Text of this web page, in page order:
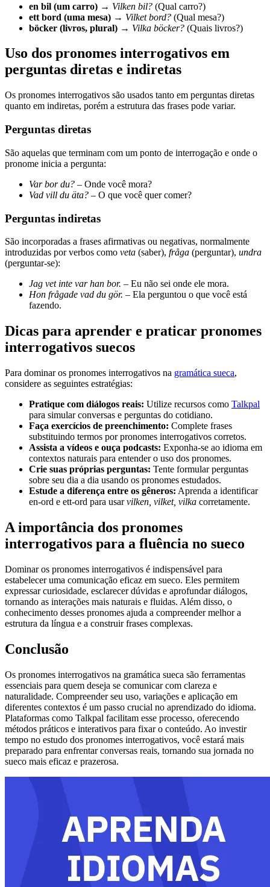
en bil (um carro) → Vilken bil? (Qual carro?)
ett bord (uma mesa) → Vilket bord? (Qual mesa?)
böcker (livros, plural) → Vilka böcker? (Quais livros?)
Uso dos pronomes interrogativos em
perguntas diretas e indiretas
Os pronomes interrogativos são usados tanto em perguntas diretas
quanto em indiretas, porém a estrutura das frases pode variar.
Perguntas diretas
São aquelas que terminam com um ponto de interrogação e onde o
pronome inicia a pergunta:
Var bor du? – Onde você mora?
Vad vill du äta? – O que você quer comer?
Perguntas indiretas
São incorporadas a frases afirmativas ou negativas, normalmente
introduzidas por verbos como veta (saber), fråga (perguntar), undra
(perguntar-se):
Jag vet inte var han bor. – Eu não sei onde ele mora.
Hon frågade vad du gör. – Ela perguntou o que você está
fazendo.
Dicas para aprender e praticar pronomes
interrogativos suecos
Para dominar os pronomes interrogativos na gramática sueca,
considere as seguintes estratégias:
Pratique com diálogos reais: Utilize recursos como Talkpal
para simular conversas e perguntas do cotidiano.
Faça exercícios de preenchimento: Complete frases
substituindo termos por pronomes interrogativos corretos.
Assista a vídeos e ouça podcasts: Exponha-se ao idioma em
contextos naturais para entender o uso dos pronomes.
Crie suas próprias perguntas: Tente formular perguntas
sobre seu dia a dia usando os pronomes estudados.
Estude a diferença entre os gêneros: Aprenda a identificar
en-ord e ett-ord para usarvilken, vilket, vilka corretamente.
A importância dos pronomes
interrogativos para a fluência no sueco
Dominar os pronomes interrogativos é indispensável para
estabelecer uma comunicação eficaz em sueco. Eles permitem
expressar curiosidade, esclarecer dúvidas e aprofundar diálogos,
tornando as interações mais naturais e fluidas. Além disso, o
conhecimento desses pronomes ajuda a compreender melhor a
estrutura da língua e a construir frases complexas.
Conclusão
Os pronomes interrogativos na gramática sueca são ferramentas
essenciais para quem deseja se comunicar com clareza e
naturalidade. Compreender seu uso, variações e aplicação em
diferentes contextos é um passo crucial no aprendizado do idioma.
Plataformas como Talkpal facilitam esse processo, oferecendo
métodos práticos e interativos para fixar o conteúdo. Ao investir
tempo no estudo dos pronomes interrogativos, você estará mais
preparado para enfrentar conversas reais, tornando sua jornada no
sueco mais eficaz e prazerosa.